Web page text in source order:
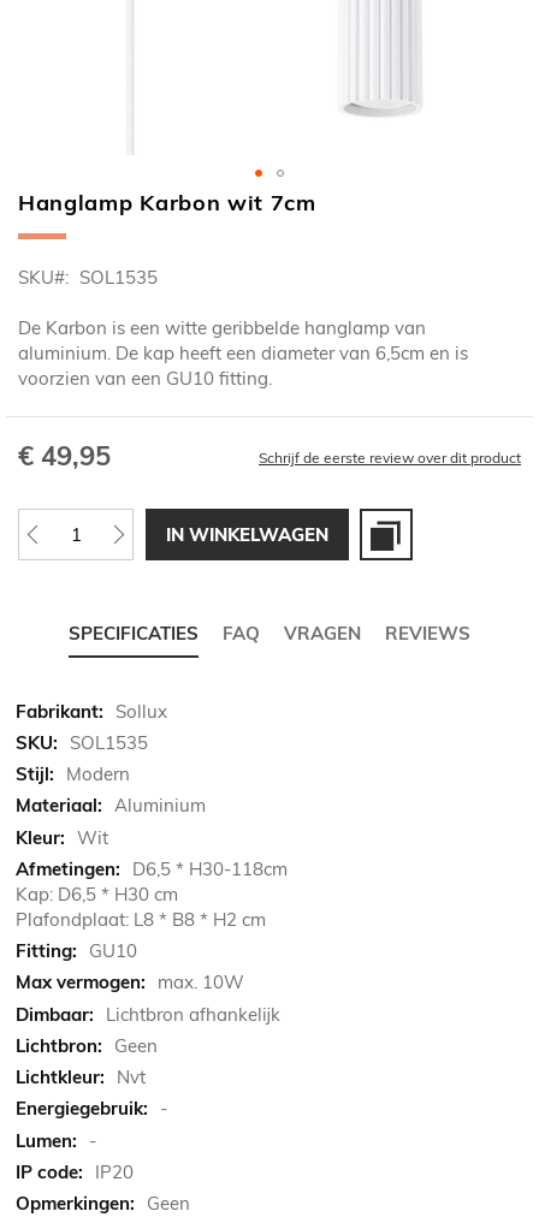
Ga
naar
begin
de
afbeeldingen-
gallerij
Hanglamp Karbon wit 7cm
SKU SOL1535
De Karbon is een witte geribbelde hanglamp van
aluminium. De kap heeft een diameter van 6,5cm en is
voorzien van een GU10 fitting.
€ 49,95 Schrijf de eerste review over dit product
IN WINKELWAGEN
SPECIFICATIES FAQ VRAGEN REVIEWS
Meer
informatie
Sollux
SOL1535
Modern
Aluminium
Wit
D6,5 * H30-118cm
Kap: D6,5 * H30 cm
Plafondplaat: L8 * B8 * H2 cm
GU10
max. 10W
Lichtbron afhankelijk
Geen
Nvt
-
-
IP20
Geen